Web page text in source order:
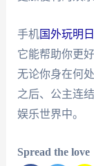
手机国外玩明
它能帮助你更
无论你身在何
之后、公主连
娱乐世界中。
Spread the love